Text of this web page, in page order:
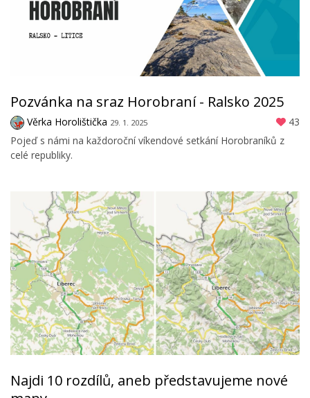
Pozvánka na sraz Horobraní - Ralsko 2025
Věrka Horolištička 29. 1. 2025
43
Pojeď s námi na každoroční víkendové setkání Horobraníků z
celé republiky.
Najdi 10 rozdílů, aneb představujeme nové